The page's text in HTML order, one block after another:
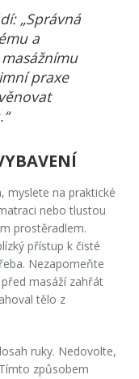
„Správná
a
praxe
myslete na praktické
nebo tlustou
prostěradlem.
přístup k čisté
Nezapomeňte
masáží zahřát
tělo z
ruky. Nedovolte,
způsobem